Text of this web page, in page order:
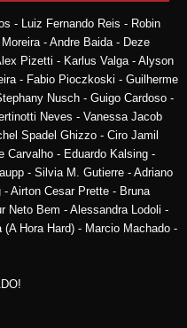
- Luiz Fernando Reis - Robin
- Andre Baida - Deze
Pizetti - Karlus Valga - Alyson
- Fabio Pioczkoski - Guilherme
Nusch - Guigo Cardoso -
Neves - Vanessa Jacob
Spadel Ghizzo - Ciro Jamil
Carvalho - Eduardo Kalsing -
- Silvia M. Gutierre - Adriano
Airton Cesar Prette - Bruna
Neto Bem - Alessandra Lodoli -
(A Hora Hard) - Marcio Machado -